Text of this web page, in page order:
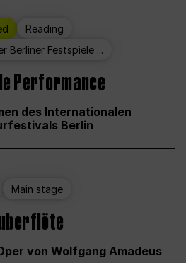
Reading
Berliner Festspiele ...
Performance
des Internationalen
Berlin
Main stage
von Wolfgang Amadeus